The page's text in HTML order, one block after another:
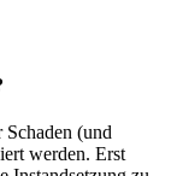
Schaden (und
werden. Erst